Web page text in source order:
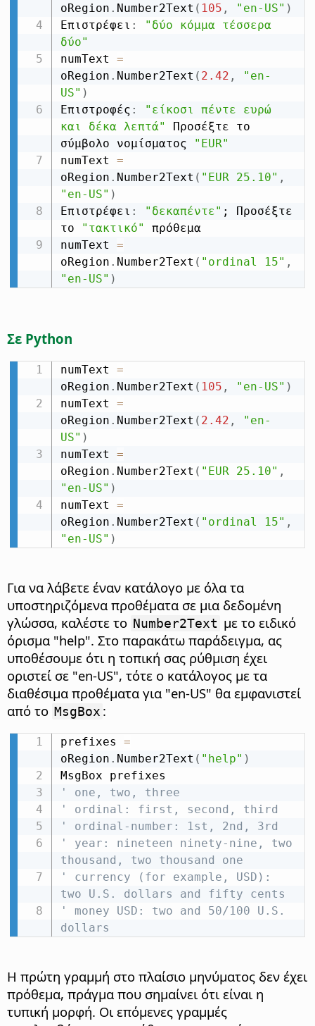
oRegion . Number2Text ( 105 , "en-US" )
Επιστρέφει :
"δύο κόμμα τέσσερα
δύο"
numText =
oRegion . Number2Text ( 2.42 ,
"en-
US" )
Επιστροφές :
"είκοσι πέντε ευρώ
και δέκα λεπτά"
Προσέξτε το
σύμβολο νομίσματος
"EUR"
numText =
oRegion . Number2Text ( "EUR 25.10" ,
"en-US" )
Επιστρέφει : "δεκαπέντε" ; Προσέξτε
το
"τακτικό"
πρόθεμα
numText =
oRegion . Number2Text ( "ordinal 15" ,
"en-US" )
Σε Python
numText =
oRegion . Number2Text ( 105 , "en-US" )
numText =
oRegion . Number2Text ( 2.42 ,
"en-
US" )
numText =
oRegion . Number2Text ( "EUR 25.10" ,
"en-US" )
numText =
oRegion . Number2Text ( "ordinal 15" ,
"en-US" )
Για να λάβετε έναν κατάλογο με όλα τα
υποστηριζόμενα προθέματα σε μια δεδομένη
γλώσσα, καλέστε το Number2Text με το ειδικό
όρισμα "help". Στο παρακάτω παράδειγμα, ας
υποθέσουμε ότι η τοπική σας ρύθμιση έχει
οριστεί σε "en-US", τότε ο κατάλογος με τα
διαθέσιμα προθέματα για "en-US" θα εμφανιστεί
από το MsgBox :
prefixes =
oRegion . Number2Text ( "help" )
' one, two, three
' ordinal: first, second, third
' ordinal-number: 1st, 2nd, 3rd
' year: nineteen ninety-nine, two
thousand, two thousand one
' currency (for example, USD):
two U.S. dollars and fifty cents
' money USD: two and 50/100 U.S.
dollars
Η πρώτη γραμμή στο πλαίσιο μηνύματος δεν έχει
πρόθεμα, πράγμα που σημαίνει ότι είναι η
τυπική μορφή. Οι επόμενες γραμμές